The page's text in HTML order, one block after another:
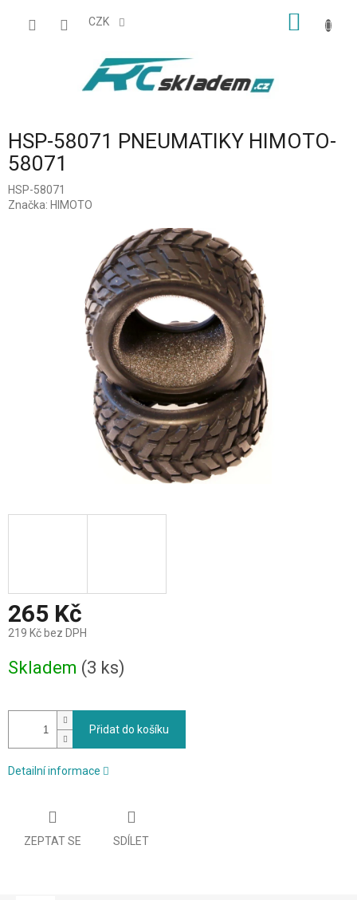
CZK
HSP-58071 PNEUMATIKY HIMOTO-
58071
HSP-58071
Značka: HIMOTO
265 Kč
219 Kč bez DPH
cena:
Skladem (3 ks)
Přidat do košíku
Detailní informace
ZEPTAT SE SDÍLET